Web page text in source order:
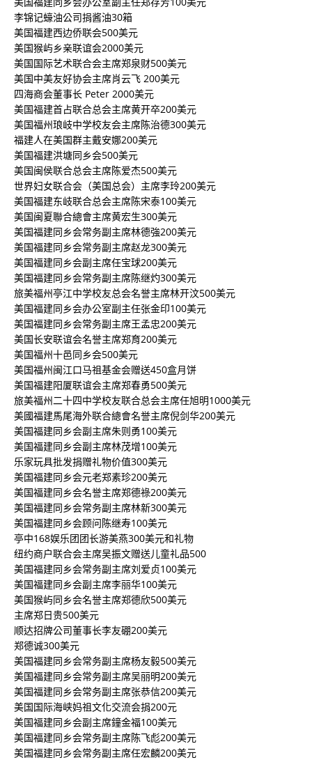
李锦记蠔油公司捐酱油30箱
美国福建西边侨联会500美元
美国猴屿乡亲联谊会2000美元
美国国际艺术联合会主席郑泉财500美元
美国中美友好协会主席肖云飞 200美元
四海商会董事长 Peter 2000美元
美国福建首占联合总会主席黄开卒200美元
美国福州琅岐中学校友会主席陈治德300美元
福建人在美国群主戴安娜200美元
美国福建洪塘同乡会500美元
美国闽侯联合总会主席陈爱杰500美元
世界妇女联合会（美国总会）主席李玲200美元
美国福建东岐联合总会主席陈宋泰100美元
美国闽夏聯合總會主席黄宏生300美元
美国福建同乡会常务副主席林德強200美元
美国福建同乡会常务副主席赵龙300美元
美国福建同乡会副主席任宝球200美元
美国福建同乡会常务副主席陈继灼300美元
旅美福州亭江中学校友总会名誉主席林开汶500美元
美国福建同乡会办公室副主任张金印100美元
美国福建同乡会常务副主席王孟忠200美元
美国长安联谊会名誉主席郑育200美元
美国福州十邑同乡会500美元
美国福州闽江口马祖基金会赠送450盒月饼
美国福建阳厦联谊会主席郑春勇500美元
旅美福州二十四中学校友联合总会主席任旭明1000美元
美國福建馬尾海外联合總會名誉主席倪剑华200美元
美国福建同乡会副主席朱则勇100美元
美国福建同乡会副主席林茂增100美元
乐家玩具批发捐赠礼物价值300美元
美国福建同乡会元老郑素珍200美元
美国福建同乡会名誉主席郑德祿200美元
美国福建同乡会常务副主席林新300美元
美国福建同乡会顾问陈继寿100美元
亭中168娱乐团团长游美燕300美元和礼物
纽约商户联合会主席吴振文赠送儿童礼品500
美国福建同乡会常务副主席刘爱贞100美元
美国福建同乡会副主席李丽华100美元
美国猴屿同乡会名誉主席郑德欣500美元
主席郑日贵500美元
顺达招牌公司董事长李友硼200美元
郑德诚300美元
美国福建同乡会常务副主席杨友毅500美元
美国福建同乡会常务副主席吴丽明200美元
美国福建同乡会常务副主席张恭信200美元
美国国际海峡妈祖文化交流会捐200元
美国福建同乡会副主席鐘金福100美元
美国福建同乡会常务副主席陈飞彪200美元
美国福建同乡会常务副主席任宏麟200美元